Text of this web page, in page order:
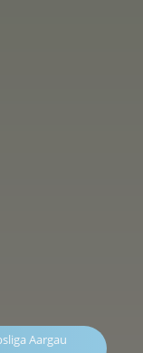
Aargau